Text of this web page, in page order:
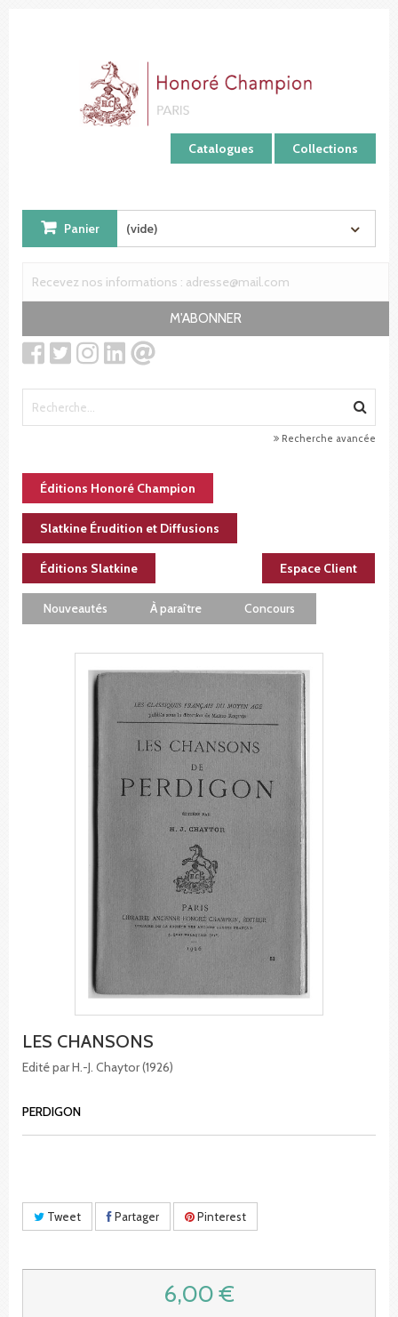
Catalogues Collections
Panier (vide)
M'ABONNER
Recherche avancée
Éditions Honoré Champion
Slatkine Érudition et Diffusions
Éditions Slatkine Espace Client
Nouveautés À paraître Concours
LES CHANSONS
Edité par H.-J. Chaytor (1926)
PERDIGON
Tweet Partager Pinterest
6,00 €